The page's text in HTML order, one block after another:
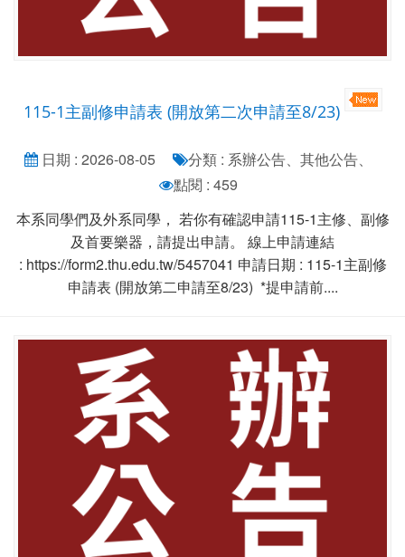
115-1主副修申請表 (開放第二次申請至8/23)
日期 : 2026-08-05
分類 : 系辦公告、其他公告、
點閱 : 459
本系同學們及外系同學， 若你有確認申請115-1主修、副修
及首要樂器，請提出申請。 線上申請連結
: https://form2.thu.edu.tw/5457041 申請日期 : 115-1主副修
申請表 (開放第二申請至8/23) *提申請前....